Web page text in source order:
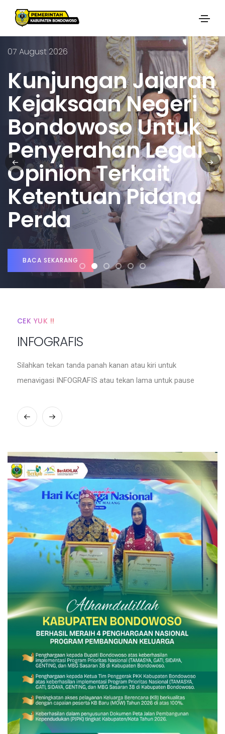
07 August 2026
Kunjungan Jajaran
Kejaksaan Negeri
Bondowoso Untuk
Penyerahan Legal
Opinion Terkait
Ketentuan Pidana
Perda
BACA SEKARANG
CEK YUK !!
INFOGRAFIS
Silahkan tekan tanda panah kanan atau kiri untuk
menavigasi INFOGRAFIS atau tekan lama untuk pause